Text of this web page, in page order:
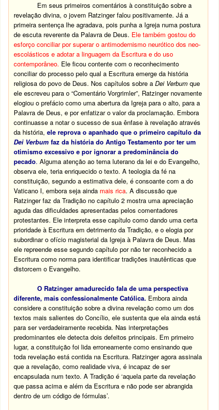
Em seus primeiros comentários à constituição sobre a
revelação divina, o jovem Ratzinger falou positivamente. Já a
primeira sentença lhe agradava, pois punha a Igreja numa postura
de escuta reverente da Palavra de Deus. Ele também gostou do
esforço conciliar por superar o antimodernismo neurótico dos neo-
escolásticos e adotar a linguagem da Escritura e do uso
contemporâneo. Ele ficou contente com o reconhecimento
conciliar do processo pelo qual a Escritura emerge da história
religiosa do povo de Deus. Nos capítulos sobre aDei Verbumque
ele escreveu para o “Comentário Vorgrimler”, Ratzinger novamente
elogiou o prefácio como uma abertura da Igreja para o alto, para a
Palavra de Deus, e por enfatizar o valor da proclamação. Embora
continuasse a notar o sucesso de sua ênfase à revelação através
da história,ele reprova o apanhado que o primeiro capítulo da
Dei Verbumfaz da história do Antigo Testamento por ter um
otimismo excessivo e por ignorar a predominância do
pecado. Alguma atenção ao tema luterano da lei e do Evangelho,
observa ele, teria enriquecido o texto. A teologia da fé na
constituição, segundo a estimativa dele, é consoante com a do
Vaticano I, embora seja ainda mais rica. A discussão que
Ratzinger faz da Tradição no capítulo 2 mostra uma apreciação
aguda das dificuldades apresentadas pelos comentadores
protestantes. Ele interpreta esse capítulo como dando uma certa
prioridade à Escritura em detrimento da Tradição, e o elogia por
subordinar o ofício magisterial da Igreja à Palavra de Deus. Mas
ele repreende esse segundo capítulo por não ter reconhecido a
Escritura como norma para identificar tradições inautênticas que
distorcem o Evangelho.
O Ratzinger amadurecido fala de uma perspectiva
diferente, mais confessionalmente Católica. Embora ainda
considere a constituição sobre a divina revelação como um dos
textos mais salientes do Concílio, ele sustenta que ela ainda está
para ser verdadeiramente recebida. Nas interpretações
predominantes ele detecta dois defeitos principais. Em primeiro
lugar, a constituição foi lida erroneamente como ensinando que
toda revelação está contida na Escritura. Ratzinger agora assinala
que a revelação, como realidade viva, é incapaz de ser
encapsulada num texto. A Tradição é ‘aquela parte da revelação
que passa acima e além da Escritura e não pode ser abrangida
dentro de um código de fórmulas’.